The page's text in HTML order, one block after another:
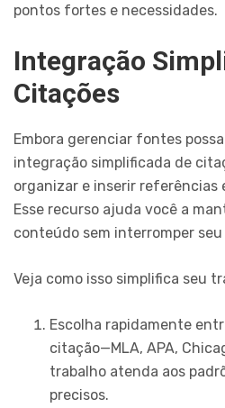
pontos fortes e necessidades.
Integração
Citações
Embora gerenciar fontes
integração simplificada de
organizar e inserir referências
Esse recurso ajuda você a
conteúdo sem interromper
Veja como isso simplifica seu
Escolha rapidamente
citação—MLA, APA,
trabalho atenda aos
precisos.